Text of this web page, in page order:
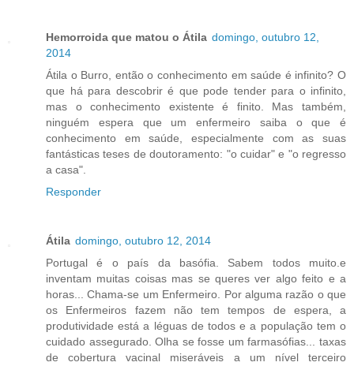
Hemorroida que matou o Átila domingo, outubro 12,
2014
Átila o Burro, então o conhecimento em saúde é infinito? O
que há para descobrir é que pode tender para o infinito,
mas o conhecimento existente é finito. Mas também,
ninguém espera que um enfermeiro saiba o que é
conhecimento em saúde, especialmente com as suas
fantásticas teses de doutoramento: "o cuidar" e "o regresso
a casa".
Responder
Átila domingo, outubro 12, 2014
Portugal é o país da basófia. Sabem todos muito.e
inventam muitas coisas mas se queres ver algo feito e a
horas... Chama-se um Enfermeiro. Por alguma razão o que
os Enfermeiros fazem não tem tempos de espera, a
produtividade está a léguas de todos e a população tem o
cuidado assegurado. Olha se fosse um farmasófias... taxas
de cobertura vacinal miseráveis a um nível terceiro